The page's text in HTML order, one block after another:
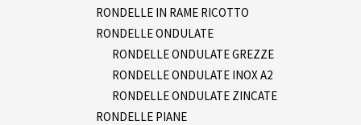
RONDELLE IN RAME RICOTTO
RONDELLE ONDULATE
RONDELLE ONDULATE GREZZE
RONDELLE ONDULATE INOX A2
RONDELLE ONDULATE ZINCATE
RONDELLE PIANE